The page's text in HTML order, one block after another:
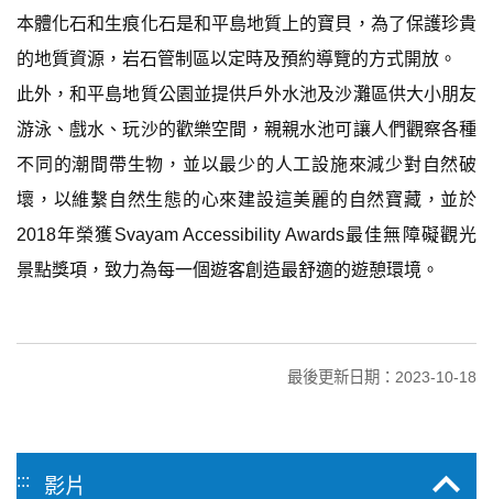
本體化石和生痕化石是和平島地質上的寶貝，為了保護珍貴
的地質資源，岩石管制區以定時及預約導覽的方式開放。
此外，和平島地質公園並提供戶外水池及沙灘區供大小朋友
游泳、戲水、玩沙的歡樂空間，親親水池可讓人們觀察各種
不同的潮間帶生物，並以最少的人工設施來減少對自然破
壞，以維繫自然生態的心來建設這美麗的自然寶藏，並於
2018年榮獲Svayam Accessibility Awards最佳無障礙觀光
景點獎項，致力為每一個遊客創造最舒適的遊憩環境。
最後更新日期：2023-10-18
::: 影片